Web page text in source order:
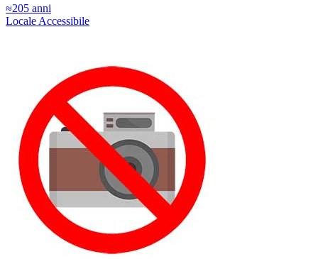
≈205 anni
Locale Accessibile